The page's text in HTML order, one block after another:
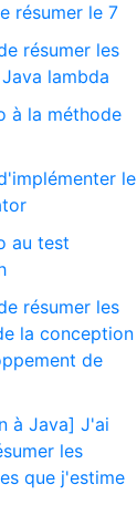
résumer le 7
résumer les
lambda
à la méthode
le
au test
résumer les
la conception
de
à Java] J'ai
les
que j'estime